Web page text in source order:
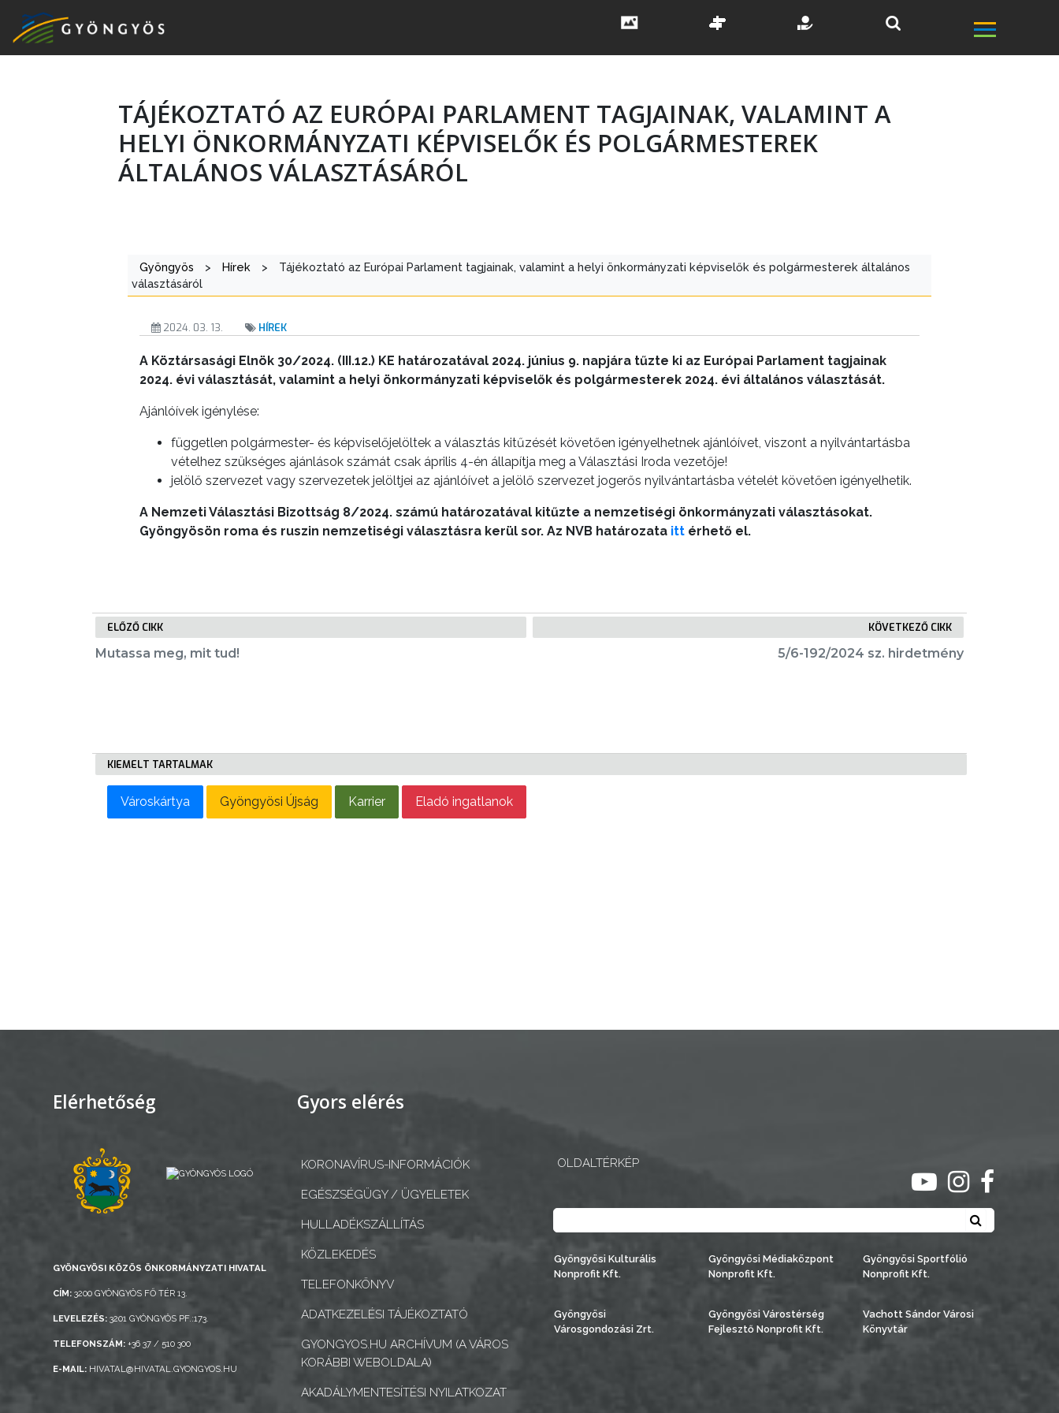
ÉRTÉKTÁRA
VÁROSUNKRÓL
LAKOSSÁGI
PÉNZÜGYEI
ÉPÜLŐ
ÉS
VÁROSHÁZA
ÖNKORMÁNYZAT
KÉPVISELŐ-
TESTÜLET
TÁJÉKOZTATÓ AZ EURÓPAI PARLAMENT TAGJAINAK, VALAMINT A
HELYI ÖNKORMÁNYZATI KÉPVISELŐK ÉS POLGÁRMESTEREK
ÁLTALÁNOS VÁLASZTÁSÁRÓL
Gyöngyös > Hírek >
Tájékoztató az Európai Parlament tagjainak, valamint a helyi önkormányzati képviselők és polgármesterek általános
választásáról
2024. 03. 13. HÍREK
A Köztársasági Elnök 30/2024. (III.12.) KE határozatával 2024. június 9. napjára tűzte ki az Európai Parlament tagjainak
2024. évi választását, valamint a helyi önkormányzati képviselők és polgármesterek 2024. évi általános választását.
Ajánlóívek igénylése:
független polgármester- és képviselőjelöltek a választás kitűzését követően igényelhetnek ajánlóívet, viszont a nyilvántartásba
vételhez szükséges ajánlások számát csak április 4-én állapítja meg a Választási Iroda vezetője!
jelölő szervezet vagy szervezetek jelöltjei az ajánlóívet a jelölő szervezet jogerős nyilvántartásba vételét követően igényelhetik.
A Nemzeti Választási Bizottság 8/2024. számú határozatával kitűzte a nemzetiségi önkormányzati választásokat.
Gyöngyösön roma és ruszin nemzetiségi választásra kerül sor. Az NVB határozata itt érhető el.
ELŐZŐ CIKK
Mutassa meg, mit tud!
KÖVETKEZŐ CIKK
5/6-192/2024 sz. hirdetmény
KIEMELT TARTALMAK
Városkártya Gyöngyösi Újság Karrier Eladó ingatlanok
Elérhetőség
GYÖNGYÖSI KÖZÖS ÖNKORMÁNYZATI HIVATAL
CÍM: 3200 GYÖNGYÖS FŐ TÉR 13.
LEVELEZÉS: 3201 GYÖNGYÖS PF.:173.
TELEFONSZÁM: +36 37 / 510 300
E-MAIL: HIVATAL@HIVATAL.GYONGYOS.HU
Gyors elérés
KORONAVÍRUS-INFORMÁCIÓK
EGÉSZSÉGÜGY / ÜGYELETEK
HULLADÉKSZÁLLÍTÁS
KÖZLEKEDÉS
TELEFONKÖNYV
ADATKEZELÉSI TÁJÉKOZTATÓ
GYONGYOS.HU ARCHÍVUM (A VÁROS
KORÁBBI WEBOLDALA)
AKADÁLYMENTESÍTÉSI NYILATKOZAT
OLDALTÉRKÉP
ugrás youtube
ugrásugrás
Gyöngyösi Kulturális
Nonprofit Kft.
Gyöngyösi Médiaközpont
Nonprofit Kft.
Gyöngyösi Sportfólió
Nonprofit Kft.
Gyöngyösi
Városgondozási Zrt.
Gyöngyösi Várostérség
Fejlesztő Nonprofit Kft.
Vachott Sándor Városi
Könyvtár